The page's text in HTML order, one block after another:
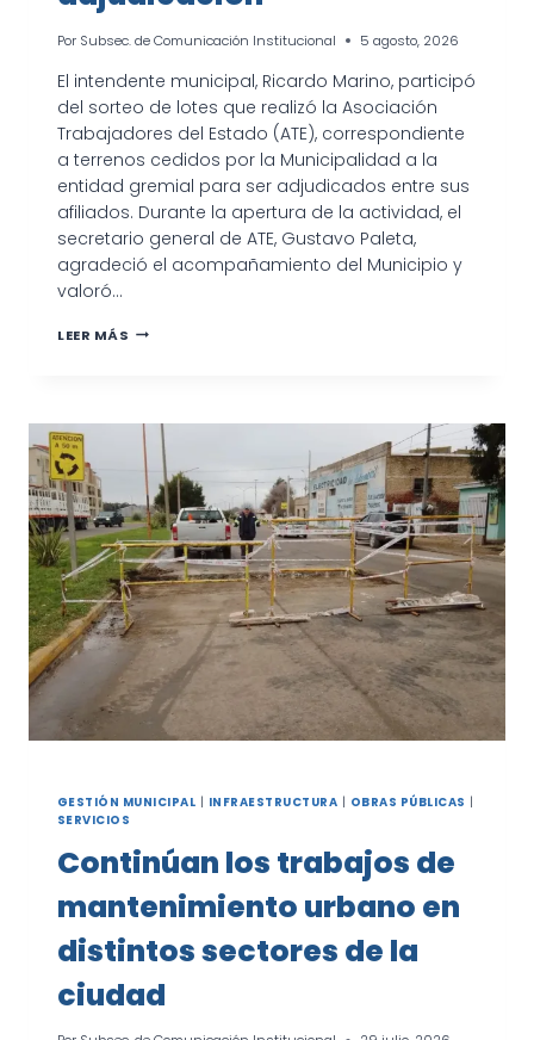
Por Subsec. de Comunicación Institucional 5 agosto, 2026
El intendente municipal, Ricardo Marino, participó
del sorteo de lotes que realizó la Asociación
Trabajadores del Estado (ATE), correspondiente
a terrenos cedidos por la Municipalidad a la
entidad gremial para ser adjudicados entre sus
afiliados. Durante la apertura de la actividad, el
secretario general de ATE, Gustavo Paleta,
agradeció el acompañamiento del Municipio y
valoró…
LEER MÁS MARINO
LOTES
REALIZADO
POR
ATE
Y
DESTACÓ
LA
TRANSPARENCIA
EN
LA
ADJUDICACIÓN
GESTIÓN MUNICIPAL INFRAESTRUCTURA OBRAS PÚBLICAS
SERVICIOS
Continúan los trabajos de
mantenimiento urbano en
distintos sectores de la
ciudad